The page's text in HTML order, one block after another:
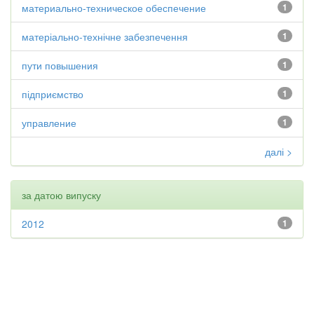
1
материально-техническое обеспечение
1
матеріально-технічне забезпечення
1
пути повышения
1
підприємство
1
управление
далі >
за датою випуску
1
2012